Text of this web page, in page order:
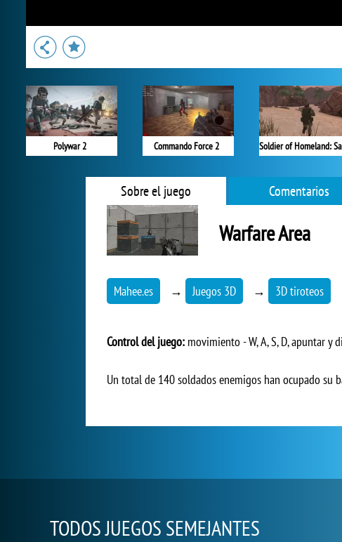
Polywar 2 Commando Force 2
Sobre el juego Comentarios
Warfare Area
Mahee.es → Juegos 3D → 3D tiroteos
Control del juego: movimiento - W, A, S, D, apuntar y
Un total de 140 soldados enemigos han ocupado su
TODOS JUEGOS SEMEJANTES